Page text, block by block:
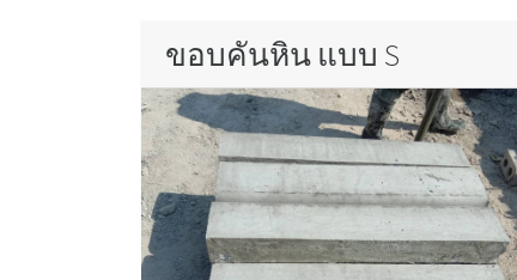
ขอบคันหิน แบบ S